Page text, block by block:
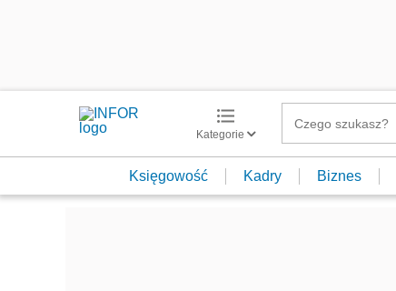
Kategorie
Księgowość Kadry Biznes